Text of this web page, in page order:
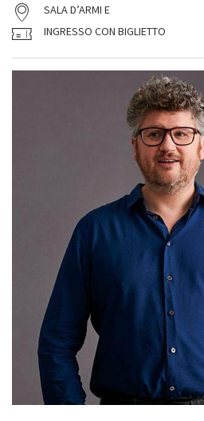
SALA D’ARMI E
INGRESSO CON BIGLIETTO